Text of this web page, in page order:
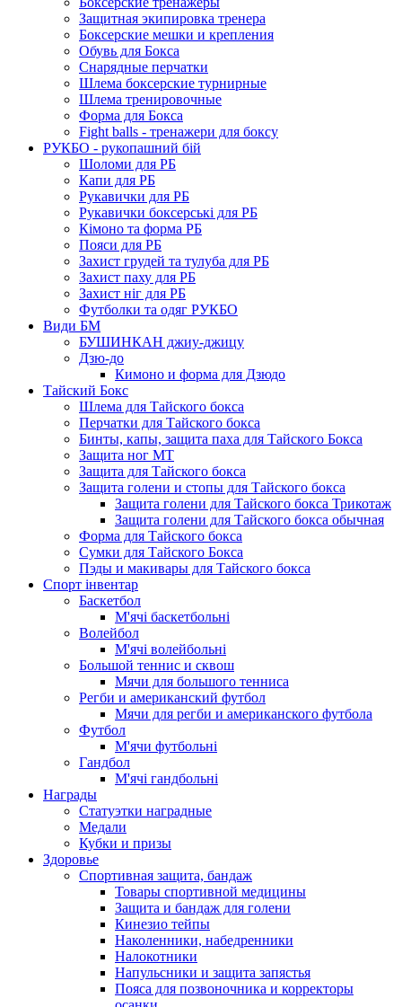
Защитная экипировка тренера
Боксерские мешки и крепления
Обувь для Бокса
Снарядные перчатки
Шлема боксерские турнирные
Шлема тренировочные
Форма для Бокса
Fight balls - тренажери для боксу
РУКБО - рукопашний бій
Шоломи для РБ
Капи для РБ
Рукавички для РБ
Рукавички боксерські для РБ
Кімоно та форма РБ
Пояси для РБ
Захист грудей та тулуба для РБ
Захист паху для РБ
Захист ніг для РБ
Футболки та одяг РУКБО
Види БМ
БУШИНКАН джиу-джицу
Дзю-до
Кимоно и форма для Дзюдо
Тайский Бокс
Шлема для Тайского бокса
Перчатки для Тайского бокса
Бинты, капы, защита паха для Тайского Бокса
Защита ног МТ
Защита для Тайского бокса
Защита голени и стопы для Тайского бокса
Защита голени для Тайского бокса Трикотаж
Защита голени для Тайского бокса обычная
Форма для Тайского бокса
Сумки для Тайского Бокса
Пэды и макивары для Тайского бокса
Спорт інвентар
Баскетбол
М'ячі баскетбольні
Волейбол
М'ячі волейбольні
Большой теннис и сквош
Мячи для большого тенниса
Регби и американский футбол
Мячи для регби и американского футбола
Футбол
М'ячи футбольнi
Гандбол
М'ячі гандбольні
Награды
Статуэтки наградные
Медали
Кубки и призы
Здоровье
Спортивная защита, бандаж
Товары спортивной медицины
Защита и бандаж для голени
Кинезио тейпы
Наколенники, набедренники
Налокотники
Напульсники и защита запястья
Пояса для позвоночника и корректоры